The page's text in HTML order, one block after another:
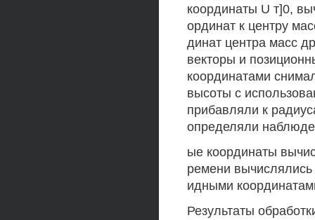
координаты U т]0,
ординат к центру
динат центра масс
векторы и
координатами
высоты с
прибавляли к
определяли
ые координаты
ремени
идными
Результаты